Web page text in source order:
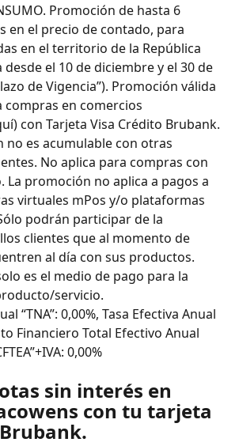
Promoción de hasta 6
en el precio de contado, para
en el territorio de la República
el 10 de diciembre y el 30 de
de Vigencia”). Promoción válida
compras en comercios
con Tarjeta Visa Crédito Brubank.
no es acumulable con otras
No aplica para compras con
La promoción no aplica a pagos a
virtuales mPos y/o plataformas
podrán participar de la
clientes que al momento de
al día con sus productos.
es el medio de pago para la
servicio.
“TNA”: 0,00%, Tasa Efectiva Anual
Financiero Total Efectivo Anual
0,00%
sin interés en
con tu tarjeta